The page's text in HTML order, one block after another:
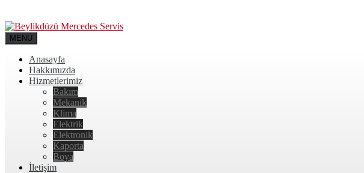
MENÜ
Anasayfa
Hakkımızda
Hizmetlerimiz
Bakım
Mekanik
Klima
Elektrik
Elektronik
Kaporta
Boya
İletişim